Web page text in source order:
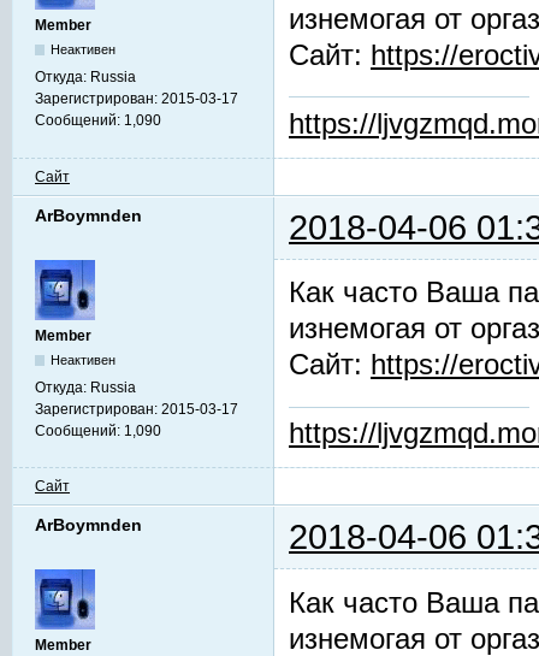
Member
Неактивен
Откуда: Russia
Зарегистрирован: 2015-03-17
Сообщений: 1,090
изнемогая от
Сайт: https://
https://
Сайт
ArBoymnden 2018-04-06
Member
Неактивен
Откуда: Russia
Зарегистрирован: 2015-03-17
Сообщений: 1,090
Как часто Ваша
изнемогая от
Сайт: https://
https://
Сайт
ArBoymnden 2018-04-06
Member
Как часто Ваша
изнемогая от